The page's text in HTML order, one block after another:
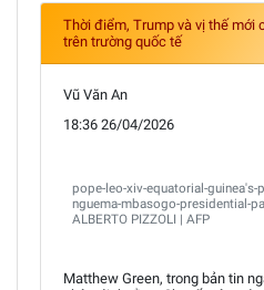
Thời điểm, Trump và vị thế mới
trên trường quốc tế
Vũ Văn An
18:36 26/04/2026
pope-leo-xiv-equatorial-
nguema-mbasogo-presidential-
ALBERTO PIZZOLI | AFP
Matthew Green, trong bản tin